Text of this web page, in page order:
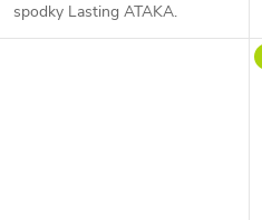
spodky Lasting ATAKA.